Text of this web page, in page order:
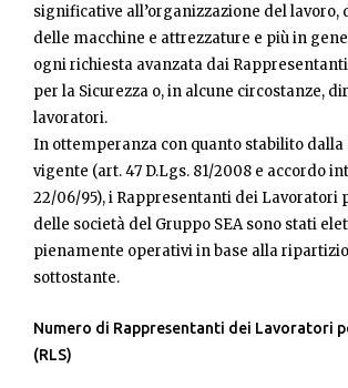
significative all’organizzazione del lavoro,
delle macchine e attrezzature e più in
ogni richiesta avanzata dai
per la Sicurezza o, in alcune circostanze,
lavoratori.
In ottemperanza con quanto stabilito
vigente (art. 47 D.Lgs. 81/2008 e accordo
22/06/95), i Rappresentanti dei Lavoratori
delle società del Gruppo SEA sono stati
pienamente operativi in base alla
sottostante.
Numero di Rappresentanti dei Lavoratori
(RLS)